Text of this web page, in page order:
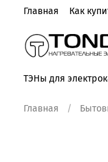
Главная Как
ТЭНы для
Главная